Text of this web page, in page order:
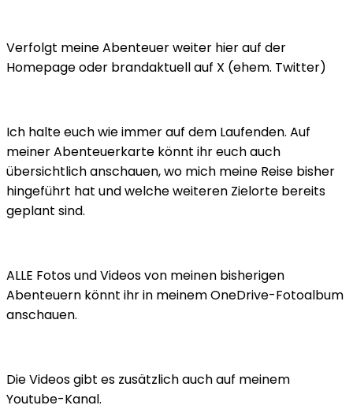
Verfolgt meine Abenteuer weiter hier auf der
Homepage oder brandaktuell auf X (ehem. Twitter)
Ich halte euch wie immer auf dem Laufenden. Auf
meiner Abenteuerkarte könnt ihr euch auch
übersichtlich anschauen, wo mich meine Reise bisher
hingeführt hat und welche weiteren Zielorte bereits
geplant sind.
ALLE Fotos und Videos von meinen bisherigen
Abenteuern könnt ihr in meinem OneDrive-Fotoalbum
anschauen.
Die Videos gibt es zusätzlich auch auf meinem
Youtube-Kanal.